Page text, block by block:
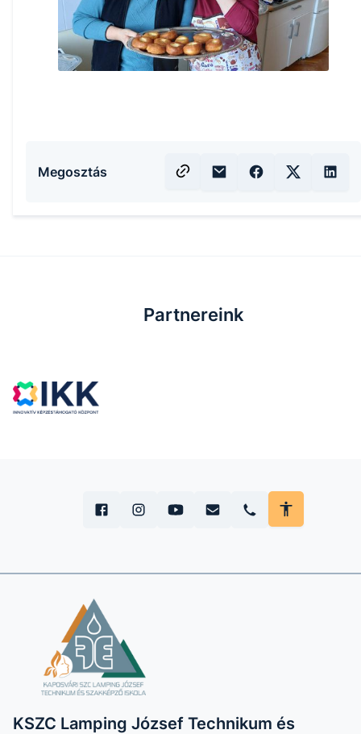
Megosztás
Partnereink
KSZC Lamping József Technikum és